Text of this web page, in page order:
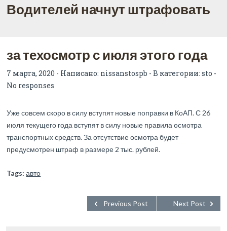
Водителей начнут штрафовать
за техосмотр с июля этого года
7 марта, 2020 - Написано: nissanstospb - В категории:sto -
No responses
Уже совсем скоро в силу вступят новые поправки в КоАП. С 26
июля текущего года вступят в силу новые правила осмотра
транспортных средств. За отсутствие осмотра будет
предусмотрен штраф в размере 2 тыс. рублей.
Tags: авто
Next Post
Previous Post